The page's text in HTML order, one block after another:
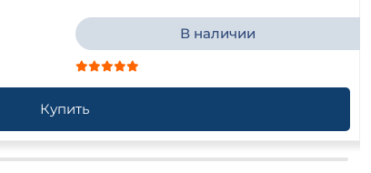
В наличии
Купить